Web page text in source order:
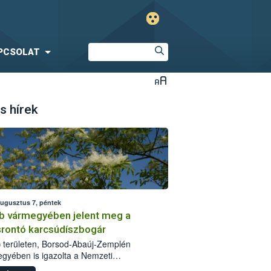
hírek
7, péntek
vármegyében jelent meg a
karcsúdíszbogár
területen, Borsod-Abaúj-Zemplén
is igazolta a Nemzeti
biztonsági Hivatal (Nébih) a